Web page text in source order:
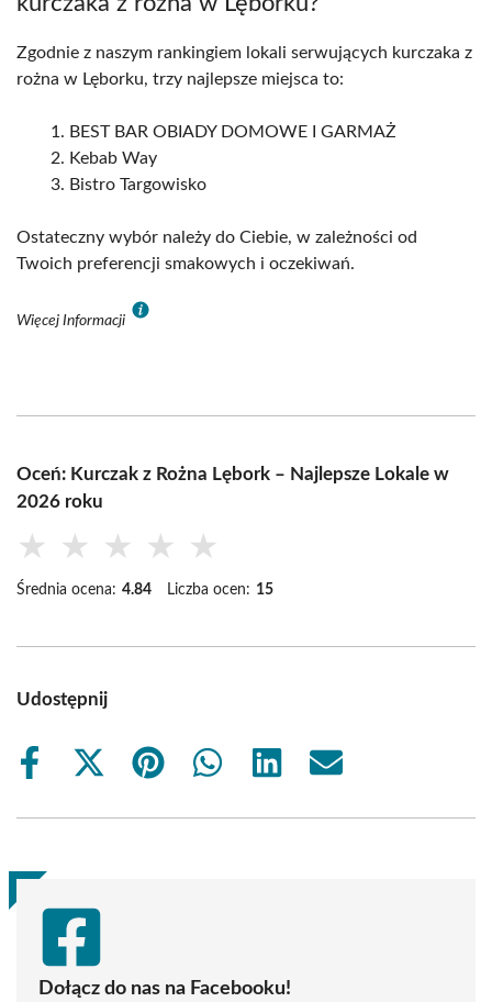
Zgodnie z naszym rankingiem lokali serwujących kurczaka z
rożna w Lęborku, trzy najlepsze miejsca to:
BEST BAR OBIADY DOMOWE I GARMAŻ
Kebab Way
Bistro Targowisko
Ostateczny wybór należy do Ciebie, w zależności od
Twoich preferencji smakowych i oczekiwań.
Więcej Informacji
Oceń: Kurczak z Rożna Lębork – Najlepsze Lokale w
2026 roku
★ ★ ★ ★ ★
Średnia ocena: 4.84 Liczba ocen: 15
Udostępnij
Share
Share
(Twitter)
Share
Share
Share
Share
Dołącz do nas na Facebooku!